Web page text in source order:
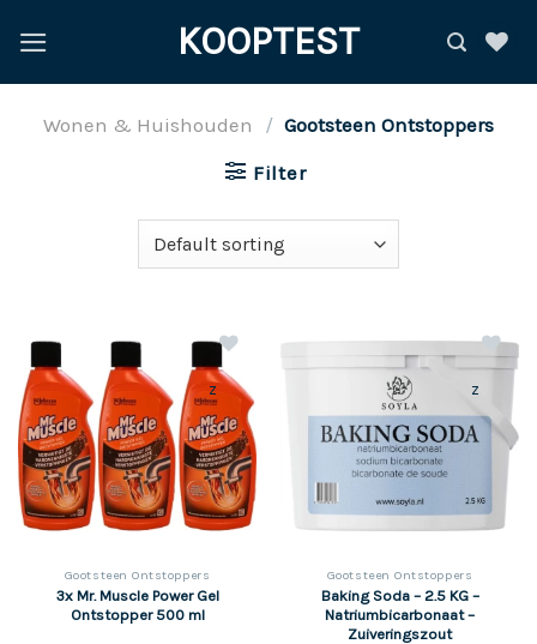
naar
KOOPTEST
Wonen & Huishouden / Gootsteen Ontstoppers
Filter
z
Gootsteen Ontstoppers
3x Mr. Muscle Power Gel
Ontstopper 500 ml
z
Gootsteen Ontstoppers
Baking Soda – 2.5 KG –
Natriumbicarbonaat –
Zuiveringszout